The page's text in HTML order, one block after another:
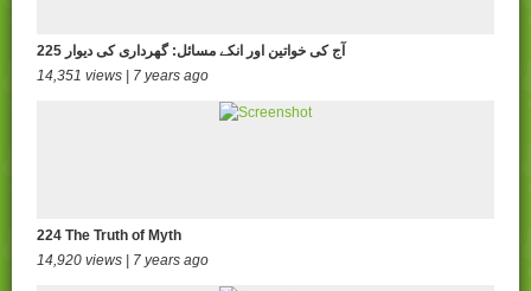
225 آج کی خواتین اور انکے مسائل: گھرداری کی دیوار
14,351 views | 7 years ago
224 The Truth of Myth
14,920 views | 7 years ago